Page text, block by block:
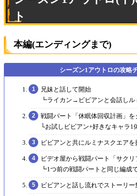
ト
本編(エンディングまで)
兄妹と話して開始
┗ライカン→ビビアンと会話しル
戦闘パート「休眠体回収計画」を
└お試しビビアン+好きなキャラ1
ビビアンと共にルミナスクエアを
ビデオ屋から戦闘パート「サクリ
┗1つ前の戦闘パートと同じ編成
ビビアンと話し流れでストーリ